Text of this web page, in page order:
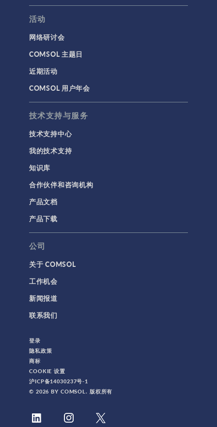
活动
网络研讨会
COMSOL 主题日
近期活动
COMSOL 用户年会
技术支持与服务
技术支持中心
我的技术支持
知识库
合作伙伴和咨询机构
产品文档
产品下载
公司
关于 COMSOL
工作机会
新闻报道
联系我们
登录
隐私政策
商标
COOKIE 设置
沪ICP备14030237号-1
© 2026 BY COMSOL. 版权所有